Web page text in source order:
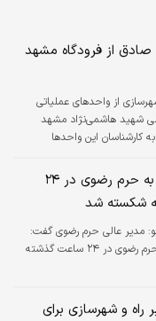
بوده و مواضع من یواشکی
دلیلی، قلبشان راضی نیست این
نیست./ایسنا
صادق از فرودگاه مشهد
از واحدهای عملیاتی
شهید هاشمی‌نژاد مشهد
کارشناسان این واحدها
رکورد تشرف به حرم رضوی در ۲۴
شکسته شد
مدیر عالی حرم رضوی گفت:
رکورد تشرف به حرم رضوی در ۲۴ ساعت گذشته
راه و شهرسازی برای